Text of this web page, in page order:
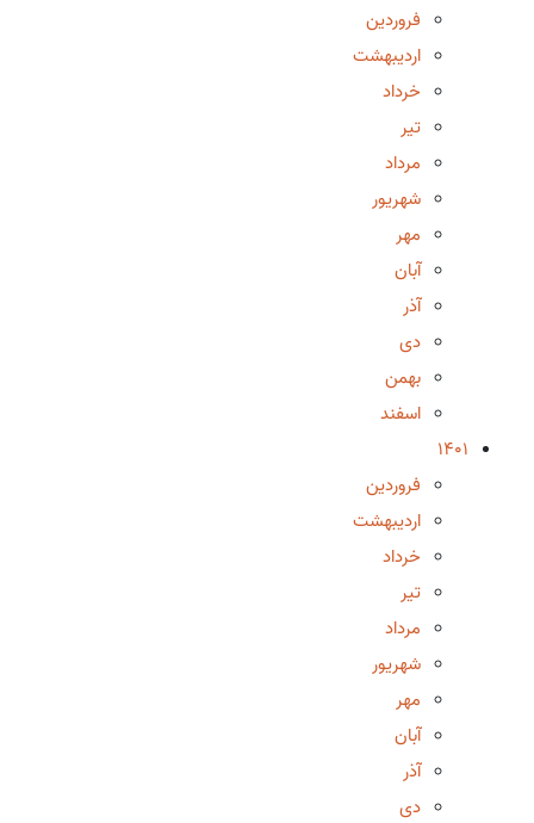
فروردین
اردیبهشت
خرداد
تیر
مرداد
شهریور
مهر
آبان
آذر
دی
بهمن
اسفند
1401
فروردین
اردیبهشت
خرداد
تیر
مرداد
شهریور
مهر
آبان
آذر
دی